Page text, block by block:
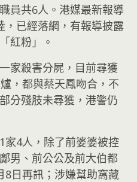
員共6人。港媒最新報導
，已經落網，有報導披露
紅粉」。
家殺害分屍，目前尋獲
，都與蔡天鳳吻合，不
分殘肢未尋獲，港警仍
家4人，除了前婆婆被控
男、前公公及前大伯都
8日再訊；涉嫌幫助窩藏